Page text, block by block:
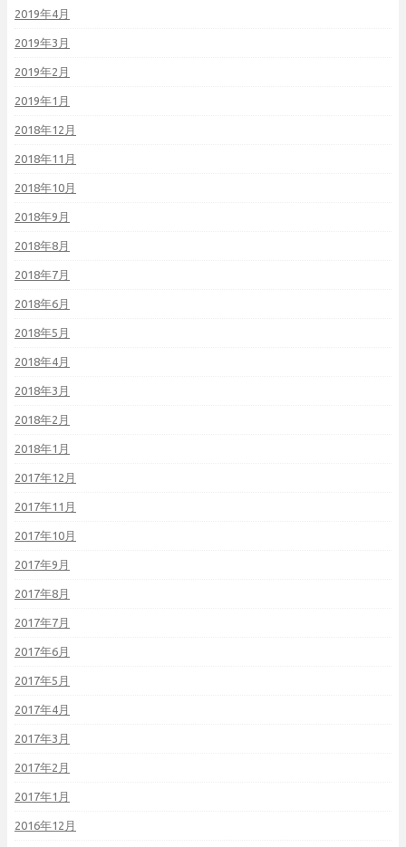
2019年4月
2019年3月
2019年2月
2019年1月
2018年12月
2018年11月
2018年10月
2018年9月
2018年8月
2018年7月
2018年6月
2018年5月
2018年4月
2018年3月
2018年2月
2018年1月
2017年12月
2017年11月
2017年10月
2017年9月
2017年8月
2017年7月
2017年6月
2017年5月
2017年4月
2017年3月
2017年2月
2017年1月
2016年12月